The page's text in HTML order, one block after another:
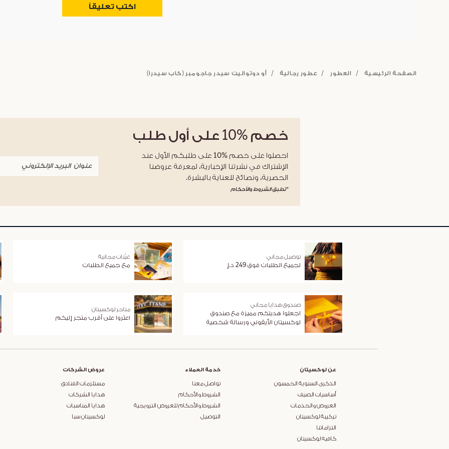
اكتب تعليقاً
الصفحة الرئيسية العطور عطور رجالية أو دوتواليت سيدر جاجومبر (كاب سيدرا)
خصم %10 على أول طلب
احصلوا على خصم %10 على طلبكم الأول عند
الإشتراك في نشرتنا الإخبارية، لمعرفة عروضنا
الحصرية، ونصائح للعناية بالبشرة.
*تطبق الشروط والأحكام
توصيل مجاني
لجميع الطلبات فوق 249 د.إ
عيّنات مجانية
مع جميع الطلبات
صندوق هدايا مجاني
اجعلوا هديتكم مميزة مع صندوق
لوكسيتان الأيقوني ورسالة شخصية
متاجر لوكسيتان
اعثروا على أقرب متجر إليكم
عن لوكسيتان
الذكرى السنوية الخمسون
أساسيات الصيف
العروض والخدمات
تركيبة لوكسيتان
التزاماتنا
كافيه لوكسيتان
خدمة العملاء
تواصل معنا
الشروط والأحكام
الشروط والأحكام للعروض الترويجية
التوصيل
عروض الشركات
مستلزمات الفنادق
هدايا الشركات
هدايا المناسبات
لوكسيتان سبا